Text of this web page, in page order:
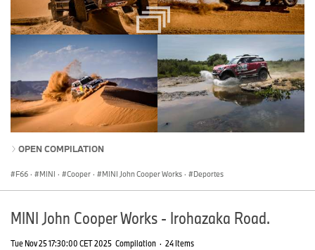
OPEN COMPILATION
F66 · MINI · Cooper · MINI John Cooper Works · Deportes
MINI John Cooper Works - Irohazaka Road.
Tue Nov 25 17:30:00 CET 2025 Compilation · 24 Items